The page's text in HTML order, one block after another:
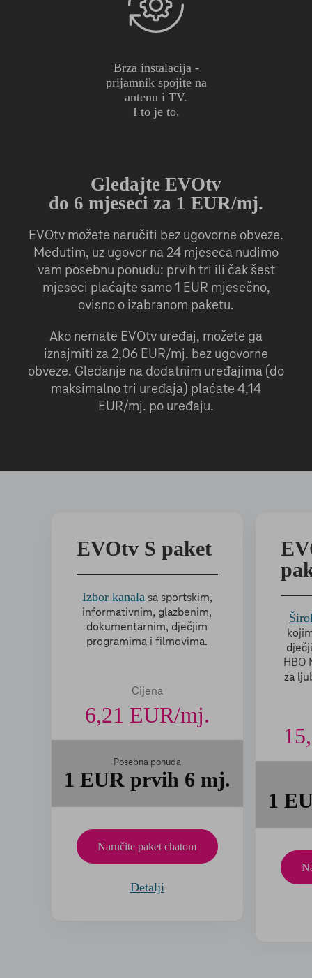
Brza instalacija -
prijamnikspojite na
antenu i TV.
I to je to.
Gledajte EVOtv
do 6 mjeseci za 1 EUR/mj.
EVOtv možete naručiti bez ugovorne obveze.
Međutim, uz ugovor na 24 mjeseca nudimo
vam posebnu ponudu: prvih tri ili čak šest
mjeseci plaćajte samo 1 EUR mjesečno,
ovisno o izabranom paketu.
Ako nemate EVOtv uređaj, možete ga
iznajmiti za 2,06 EUR/mj. bez ugovorne
obveze. Gledanje na dodatnim uređajima (do
maksimalno tri uređaja) plaćate 4,14
EUR/mj. po uređaju.
EVOtv S paket
Izbor kanala sa sportskim,
informativnim, glazbenim,
dokumentarnim, dječjim
programima i filmovima.
Cijena
6,21 EUR/mj.
Posebna ponuda
1 EUR prvih 6 mj.
Naručite paket chatom
Detalji
HBO
za
1